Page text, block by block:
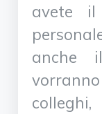
avete il
anche